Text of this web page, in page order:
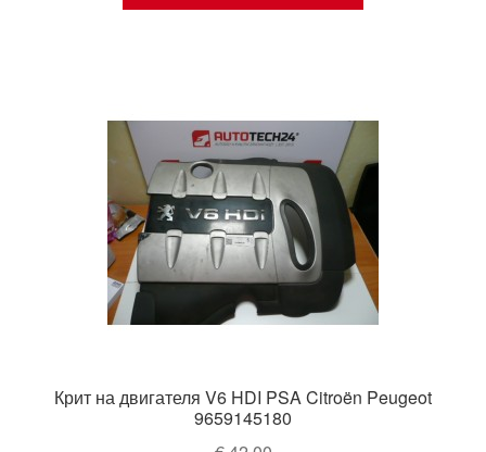
Крит на двигателя V6 HDI PSA Citroën Peugeot
9659145180